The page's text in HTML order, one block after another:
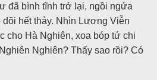
đã bình tĩnh trở lại, ngồi ngửa
dõi hết thảy. Nhìn Lương Viễn
cho Hà Nghiên, xoa bóp tứ chi
Nghiên? Thấy sao rồi? Có